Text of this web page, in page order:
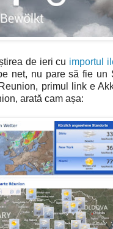
de ieri cu importul
net, nu pare să fie un
primul link e
arată cam așa: